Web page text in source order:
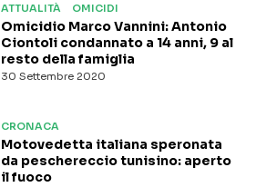
ATTUALITÀ OMICIDI
30 Settembre 2020
Omicidio Marco Vannini: Antonio
Ciontoli condannato a 14 anni, 9 al
resto della famiglia
CRONACA
Motovedetta italiana speronata
da peschereccio tunisino: aperto
il fuoco